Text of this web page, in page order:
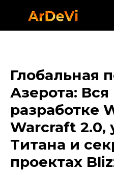
Глобальная
Азерота:
разработке
Warcraft 2.0,
Титана и
проектах